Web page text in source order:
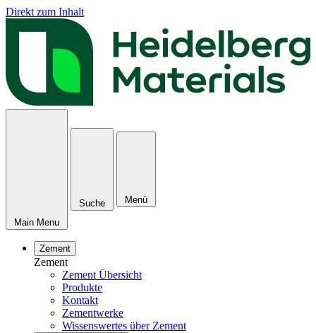
Direkt zum Inhalt
Main Menu
Suche Menü
Zement
Zement
Zement Übersicht
Produkte
Kontakt
Zementwerke
Wissenswertes über Zement